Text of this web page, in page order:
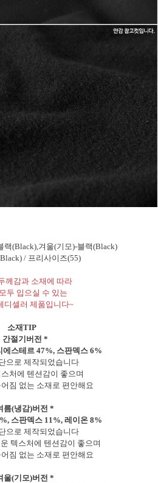
랙(Black),겨울(기모)-블랙(Black)
/ 프리사이즈(55)
께감과 소재에 따라
두 입으실 수 있는
디셀러 제품입니다~
소재TIP
간절기버전 *
에스테르 47%, 스판덱스 6%
으로 제작되었습니다
처에 텐션감이 좋으며
짐 없는 소재로 편안해요
름(냉감)버전 *
스판덱스 11%, 레이온 8%
으로 제작되었습니다
텍스처에 텐션감이 좋으며
짐 없는 소재로 편안해요
울(기모)버전 *